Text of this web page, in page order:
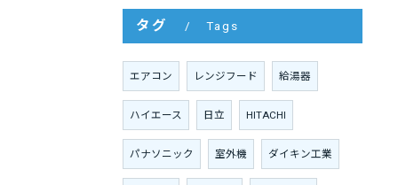
タグ Tags
エアコン レンジフード 給湯器
ハイエース 日立 HITACHI
パナソニック 室外機 ダイキン工業